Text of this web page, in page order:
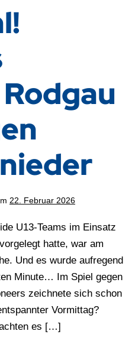
22. Februar 2026
U13-Teams im Einsatz
hatte, war am
Und es wurde aufregend
Minute… Im Spiel gegen
zeichnete sich schon
Vormittag?
es […]